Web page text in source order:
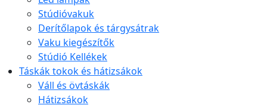
Stúdióvakuk
Derítőlapok és tárgysátrak
Vaku kiegészítők
Stúdió Kellékek
Táskák tokok és hátizsákok
Váll és övtáskák
Hátizsákok